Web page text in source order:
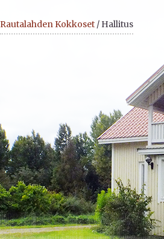
Rautalahden Kokkoset / Hallitus